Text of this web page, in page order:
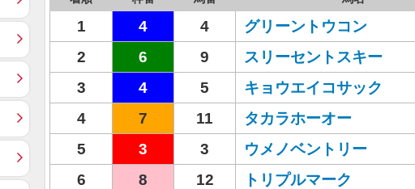
1 4 4 グリーントウコン
2
6 9 スリーセントスキー
3
4 5 キョウエイコサック
4
7 11 タカラホーオー
5
3 3 ウメノベントリー
6
8 12 トリプルマーク